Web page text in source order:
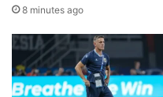
8 minutes ago